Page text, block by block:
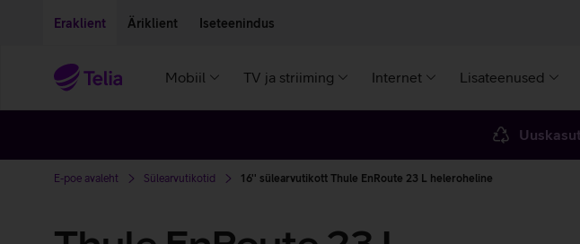
Eraklient Äriklient Iseteenindus
Mobiil TV ja striiming Internet Lisateenused
E-poe avaleht Sülearvutikotid 16'' sülearvutikott Thule EnRoute 23 L heleroheline